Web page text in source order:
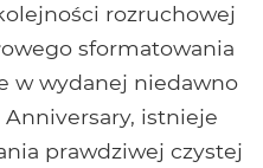
rozruchowej
sformatowania
w wydanej niedawno
istnieje
prawdziwej czystej